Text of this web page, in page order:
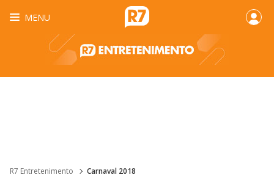
MENU
R7 Entretenimento Carnaval 2018